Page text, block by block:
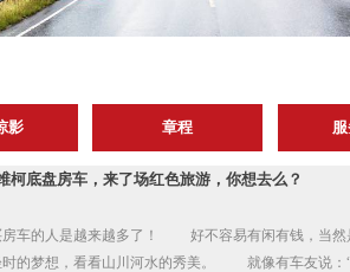
影 章程
柯底盘房车，来了场红色旅游，你想去么？
多了！ 好不容易有闲有钱，当然是要出门旅
行，去实现年轻时的梦想，看看山川河水的秀美。